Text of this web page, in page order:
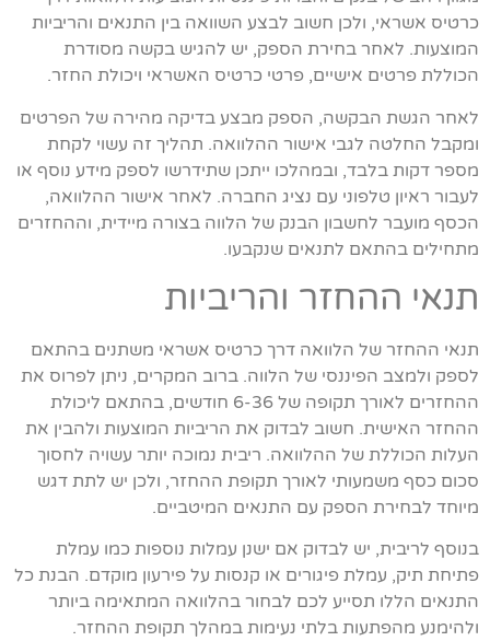
כרטיס אשראי, ולכן חשוב לבצע השוואה בין התנאים והריביות
המוצעות. לאחר בחירת הספק, יש להגיש בקשה מסודרת
הכוללת פרטים אישיים, פרטי כרטיס האשראי ויכולת החזר.
לאחר הגשת הבקשה, הספק מבצע בדיקה מהירה של הפרטים
ומקבל החלטה לגבי אישור ההלוואה. תהליך זה עשוי לקחת
מספר דקות בלבד, ובמהלכו ייתכן שתידרשו לספק מידע נוסף או
לעבור ראיון טלפוני עם נציג החברה. לאחר אישור ההלוואה,
הכסף מועבר לחשבון הבנק של הלווה בצורה מיידית, וההחזרים
מתחילים בהתאם לתנאים שנקבעו.
תנאי ההחזר והריביות
תנאי ההחזר של הלוואה דרך כרטיס אשראי משתנים בהתאם
לספק ולמצב הפיננסי של הלווה. ברוב המקרים, ניתן לפרוס את
ההחזרים לאורך תקופה של 6-36 חודשים, בהתאם ליכולת
ההחזר האישית. חשוב לבדוק את הריביות המוצעות ולהבין את
העלות הכוללת של ההלוואה. ריבית נמוכה יותר עשויה לחסוך
סכום כסף משמעותי לאורך תקופת ההחזר, ולכן יש לתת דגש
מיוחד לבחירת הספק עם התנאים המיטביים.
בנוסף לריבית, יש לבדוק אם ישנן עמלות נוספות כמו עמלת
פתיחת תיק, עמלת פיגורים או קנסות על פירעון מוקדם. הבנת כל
התנאים הללו תסייע לכם לבחור בהלוואה המתאימה ביותר
ולהימנע מהפתעות בלתי נעימות במהלך תקופת ההחזר.